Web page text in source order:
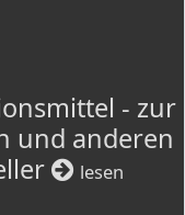
- zur
und anderen
lesen